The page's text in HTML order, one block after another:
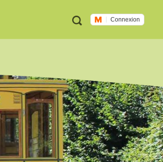
Métanavigation
RechercheConnexion